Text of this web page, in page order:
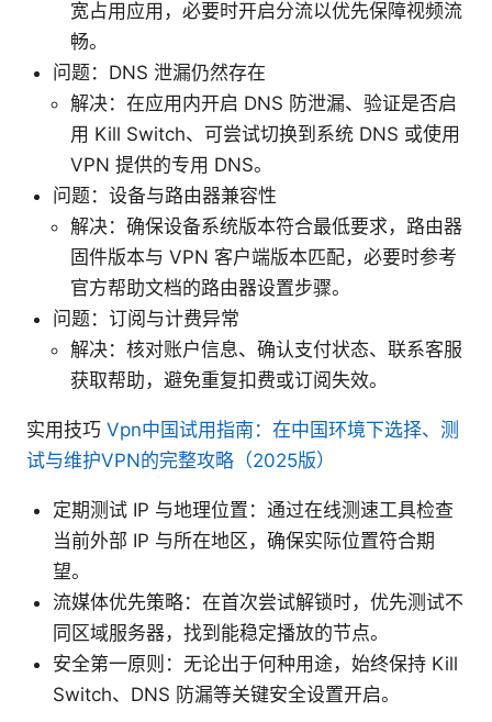
宽占用应用，必要时开启分流以优先保障视频流
畅。
问题：DNS 泄漏仍然存在
解决：在应用内开启 DNS 防泄漏、验证是否启
用 Kill Switch、可尝试切换到系统 DNS 或使用
VPN 提供的专用 DNS。
问题：设备与路由器兼容性
解决：确保设备系统版本符合最低要求，路由器
固件版本与 VPN 客户端版本匹配，必要时参考
官方帮助文档的路由器设置步骤。
问题：订阅与计费异常
解决：核对账户信息、确认支付状态、联系客服
获取帮助，避免重复扣费或订阅失效。
实用技巧 Vpn中国试用指南：在中国环境下选择、测
试与维护VPN的完整攻略（2025版）
定期测试 IP 与地理位置：通过在线测速工具检查
当前外部 IP 与所在地区，确保实际位置符合期
望。
流媒体优先策略：在首次尝试解锁时，优先测试不
同区域服务器，找到能稳定播放的节点。
安全第一原则：无论出于何种用途，始终保持 Kill
Switch、DNS 防漏等关键安全设置开启。